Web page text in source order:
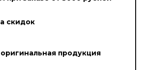
скидок
продукция